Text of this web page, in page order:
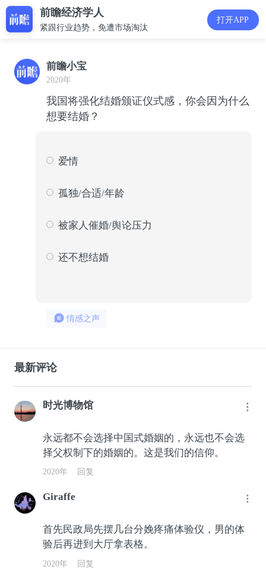
前瞻经济学人
紧跟行业趋势，免遭市场淘汰
打开APP
前瞻小宝
2020年
我国将强化结婚颁证仪式感，你会因为什么
想要结婚？
爱情
孤独/合适/年龄
被家人催婚/舆论压力
还不想结婚
情感之声
最新评论
时光博物馆
永远都不会选择中国式婚姻的，永远也不会选
择父权制下的婚姻的。这是我们的信仰。
2020年 回复
Giraffe
首先民政局先摆几台分娩疼痛体验仪，男的体
验后再进到大厅拿表格。
2020年 回复